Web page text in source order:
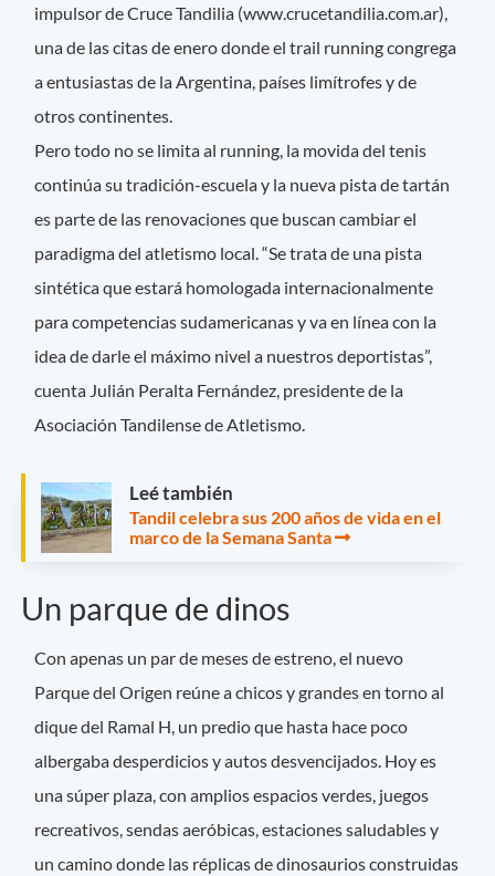
impulsor de Cruce Tandilia (www.crucetandilia.com.ar),
una de las citas de enero donde el trail running congrega
a entusiastas de la Argentina, países limítrofes y de
otros continentes.
Pero todo no se limita al running, la movida del tenis
continúa su tradición-escuela y la nueva pista de tartán
es parte de las renovaciones que buscan cambiar el
paradigma del atletismo local. “Se trata de una pista
sintética que estará homologada internacionalmente
para competencias sudamericanas y va en línea con la
idea de darle el máximo nivel a nuestros deportistas”,
cuenta Julián Peralta Fernández, presidente de la
Asociación Tandilense de Atletismo.
Leé también
Tandil celebra sus 200 años de vida en el
marco de la Semana Santa
Un parque de dinos
Con apenas un par de meses de estreno, el nuevo
Parque del Origen reúne a chicos y grandes en torno al
dique del Ramal H, un predio que hasta hace poco
albergaba desperdicios y autos desvencijados. Hoy es
una súper plaza, con amplios espacios verdes, juegos
recreativos, sendas aeróbicas, estaciones saludables y
un camino donde las réplicas de dinosaurios construidas